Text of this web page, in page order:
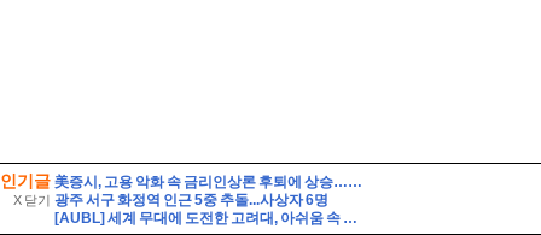
인기글
X 닫기
美증시, 고용 악화 속 금리인상론 후퇴에 상승…S&P 사상 최고
광주 서구 화정역 인근 5중 추돌...사상자 6명
[AUBL] 세계 무대에 도전한 고려대, 아쉬움 속 대회 마무리